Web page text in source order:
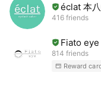
éclat 本八
416 friends
Fiato eye
814 friends
Reward